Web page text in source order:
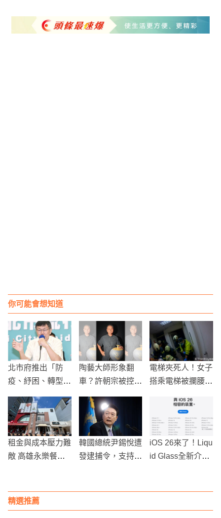
你可能會想知道
北市府推出「防
疫、紓困、轉型」
找北一女試辦校園
完全E化
陶藝大師形象翻
車？許朝宗被控抄
工藝中心還出律師
函壓人！
電梯夾死人！女子
搭乘電梯被攔腰夾
租金與成本壓力難
敵 高雄永樂餐飲
韓國總統尹錫悅遭
發逮捕令，支持者
iOS 26來了！Liqu
id Glass全新介面
精選推薦